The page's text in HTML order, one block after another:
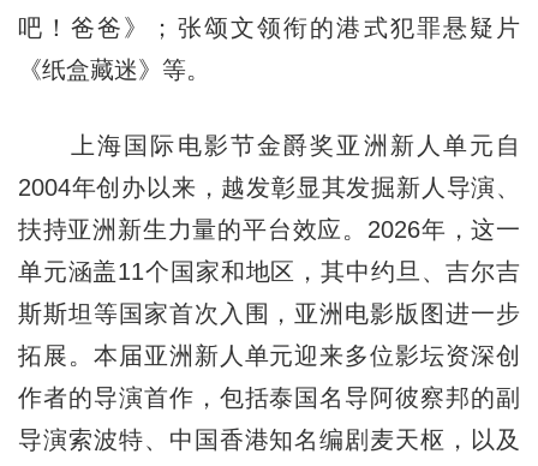
吧！爸爸》；张颂文领衔的港式犯罪悬疑片
《纸盒藏迷》等。
上海国际电影节金爵奖亚洲新人单元自
2004年创办以来，越发彰显其发掘新人导演、
扶持亚洲新生力量的平台效应。2026年，这一
单元涵盖11个国家和地区，其中约旦、吉尔吉
斯斯坦等国家首次入围，亚洲电影版图进一步
拓展。本届亚洲新人单元迎来多位影坛资深创
作者的导演首作，包括泰国名导阿彼察邦的副
导演索波特、中国香港知名编剧麦天枢，以及